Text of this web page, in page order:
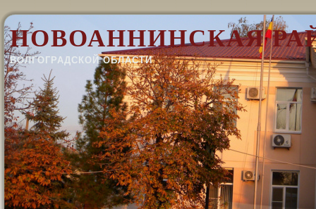
НОВОАННИНСКАЯ
ВОЛГОГРАДСКОЙ ОБЛАСТИ